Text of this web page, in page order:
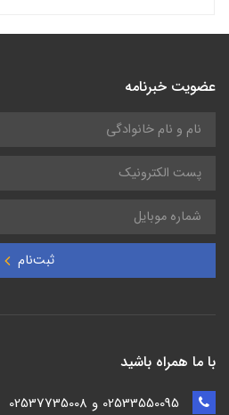
عضویت خبرنامه
ثبت‌نام
با ما همراه باشید